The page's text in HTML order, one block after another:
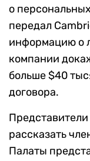
о
передал
информацию о
компании
больше $40
договора.
рассказать
Палаты